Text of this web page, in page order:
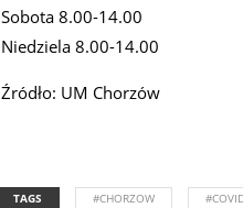
Sobota 8.00-14.00
Niedziela 8.00-14.00
Źródło: UM Chorzów
TAGS #CHORZOW